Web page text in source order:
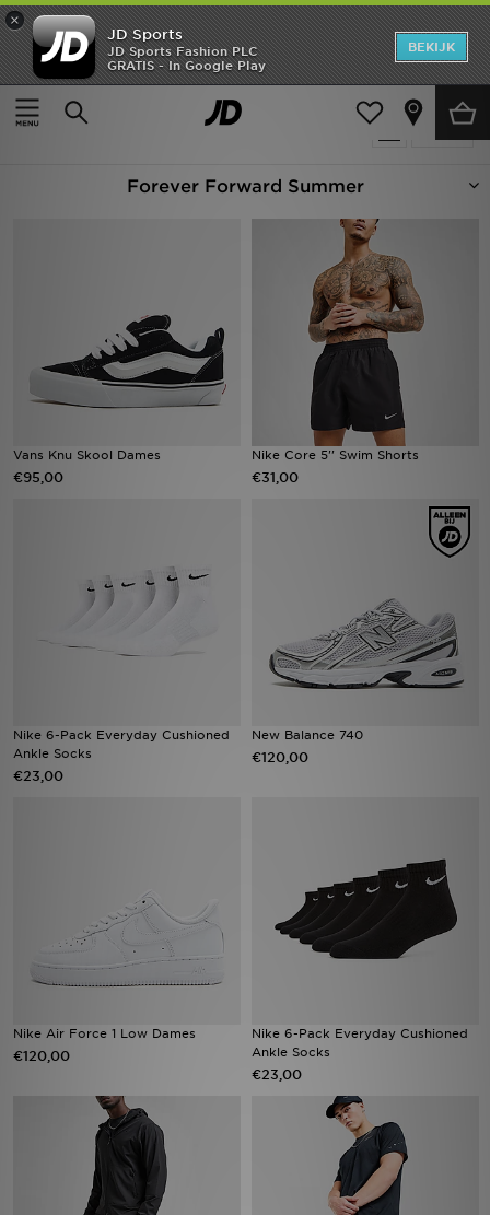
×
JD Sports
JD Sports Fashion PLC
GRATIS - In Google Play
BEKIJK
Thuis
Forever Forward Summer
Producten 71
Forever Forward Summer
Vans Knu Skool Dames
€95,00
Nike Core 5'' Swim Shorts
€31,00
Nike 6-Pack Everyday Cushioned
Ankle Socks
€23,00
New Balance 740
€120,00
Nike Air Force 1 Low Dames
€120,00
Nike 6-Pack Everyday Cushioned
Ankle Socks
€23,00
New In
Heren
Download de app
Bestelling Traceren
Mijn JD
Vacatures